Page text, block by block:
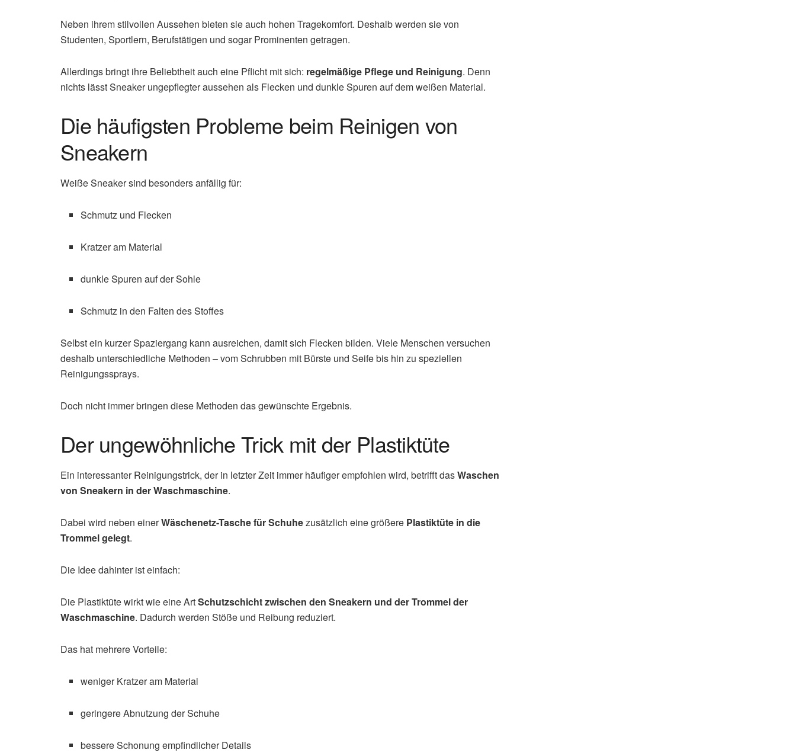
Neben ihrem stilvollen Aussehen bieten sie auch hohen Tragekomfort. Deshalb werden sie von
Studenten, Sportlern, Berufstätigen und sogar Prominenten getragen.
Allerdings bringt ihre Beliebtheit auch eine Pflicht mit sich: regelmäßige Pflege und Reinigung. Denn
nichts lässt Sneaker ungepflegter aussehen als Flecken und dunkle Spuren auf dem weißen Material.
Die häufigsten Probleme beim Reinigen von
Sneakern
Weiße Sneaker sind besonders anfällig für:
Schmutz und Flecken
Kratzer am Material
dunkle Spuren auf der Sohle
Schmutz in den Falten des Stoffes
Selbst ein kurzer Spaziergang kann ausreichen, damit sich Flecken bilden. Viele Menschen versuchen
deshalb unterschiedliche Methoden – vom Schrubben mit Bürste und Seife bis hin zu speziellen
Reinigungssprays.
Doch nicht immer bringen diese Methoden das gewünschte Ergebnis.
Der ungewöhnliche Trick mit der Plastiktüte
Ein interessanter Reinigungstrick, der in letzter Zeit immer häufiger empfohlen wird, betrifft dasWaschen
von Sneakern in der Waschmaschine.
Dabei wird neben einerWäschenetz-Tasche für Schuhezusätzlich eine größere Plastiktüte in die
Trommel gelegt.
Die Idee dahinter ist einfach:
Die Plastiktüte wirkt wie eine ArtSchutzschicht zwischen den Sneakern und der Trommel der
Waschmaschine. Dadurch werden Stöße und Reibung reduziert.
Das hat mehrere Vorteile:
weniger Kratzer am Material
geringere Abnutzung der Schuhe
bessere Schonung empfindlicher Details